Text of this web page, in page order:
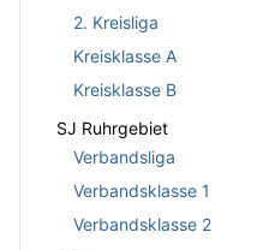
2. Kreisliga
Kreisklasse A
Kreisklasse B
SJ Ruhrgebiet
Verbandsliga
Verbandsklasse 1
Verbandsklasse 2